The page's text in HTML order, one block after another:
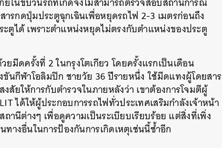
รกดปุ่มประตูฉุกเฉินเพื่อหยุดรถไฟ 2-3 เมตรก่อนถึง
ตูได้ เพราะตำแหน่งหยุดไม่ตรงกับตำแหน่งของประตู
ยมีดครั้งที่ 2 ในกรุงโตเกียวโดยครั้งแรกเป็นเดือน
นกีฬาโอลิมปิก ชายวัย 36 ปีรายหนึ่งใช้มีดแทงผู้โดยสาร
สัยให้การกับตำรวจในภายหลังว่า เขาต้องการโจมตีผู้
LIT ได้ให้ผู้ประกอบการรถไฟทั่วประเทศเสริมกำลังเจ้าหน้า
านีต่างๆ เพื่อดูความเป็นระเบียบเรียบร้อย แต่สิ่งที่เพิ่ง
งอื่นในการป้องกันการเกิดเหตุเช่นนี้ซ้ำอีก
TWEET LINE EMAIL